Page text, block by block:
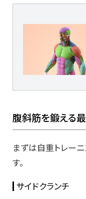
腹斜筋を鍛える
まずは自重トレー
す。
サイドクランチ